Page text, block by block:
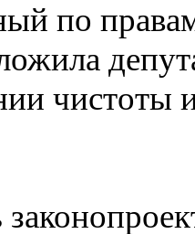
по
чистоты